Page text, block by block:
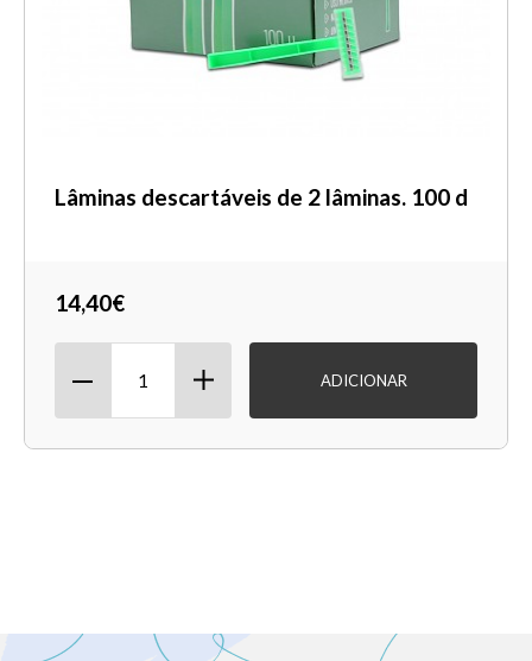
Lâminas descartáveis ​​de 2 lâminas. 100 d
14,40€
ADICIONAR